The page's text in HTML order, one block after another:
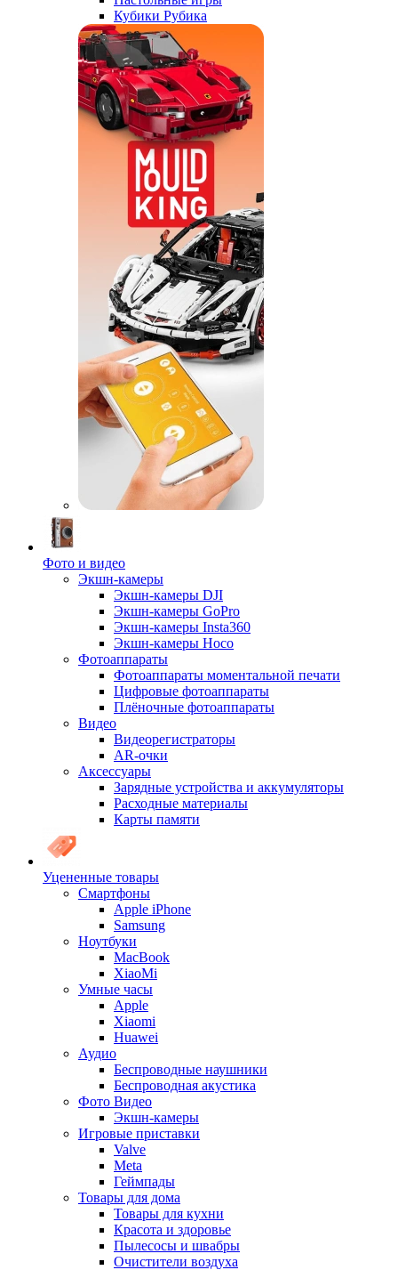
Кубики Рубика
Фото и видео
Экшн-камеры
Экшн-камеры DJI
Экшн-камеры GoPro
Экшн-камеры Insta360
Экшн-камеры Hoco
Фотоаппараты
Фотоаппараты моментальной печати
Цифровые фотоаппараты
Плёночные фотоаппараты
Видео
Видеорегистраторы
AR-очки
Аксессуары
Зарядные устройства и аккумуляторы
Расходные материалы
Карты памяти
Уцененные товары
Cмартфоны
Apple iPhone
Samsung
Ноутбуки
MacBook
XiaoMi
Умные часы
Apple
Xiaomi
Huawei
Аудио
Беспроводные наушники
Беспроводная акустика
Фото Видео
Экшн-камеры
Игровые приставки
Valve
Meta
Геймпады
Товары для дома
Товары для кухни
Красота и здоровье
Пылесосы и швабры
Очистители воздуха